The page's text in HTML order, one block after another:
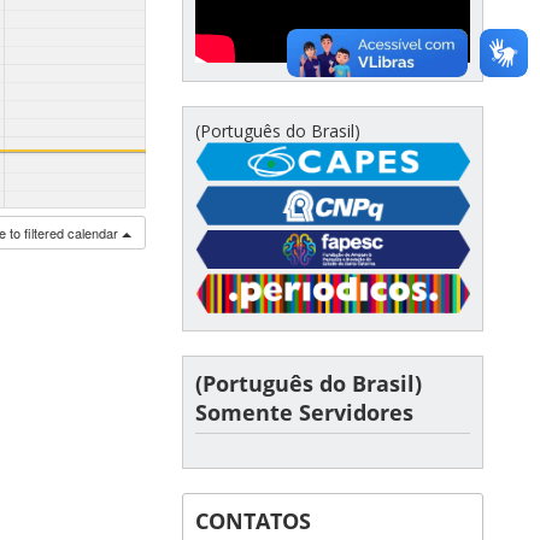
to filtered calendar
(Português do Brasil)
(Português do Brasil)
Somente Servidores
CONTATOS